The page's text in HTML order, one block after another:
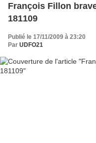
François Fillon
181109
Publié le 17/11/2009 à 23:20
Par UDFO21